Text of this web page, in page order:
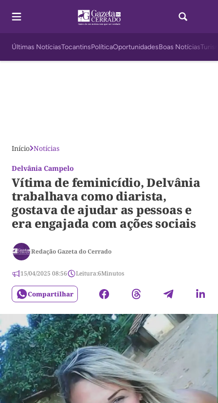
Últimas NotíciasTocantinsPolíticaOportunidadesBoas Notícias
Início Notícias
Delvânia Campelo
Vítima de feminicídio, Delvânia
trabalhava como diarista,
gostava de ajudar as pessoas e
era engajada com ações sociais
Redação Gazeta do Cerrado
15/04/2025 08:56 Leitura:6Minutos
Compartilhar